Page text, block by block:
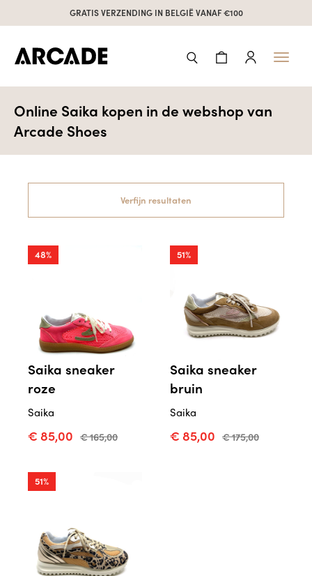
GRATIS VERZENDING IN BELGIË VANAF €100
Toggle
Online Saika kopen in de webshop van
Arcade Shoes
Verfijn resultaten
48%
Saika sneaker
roze
Saika
€ 85,00 € 165,00
51%
Saika sneaker
bruin
Saika
€ 85,00 € 175,00
51%